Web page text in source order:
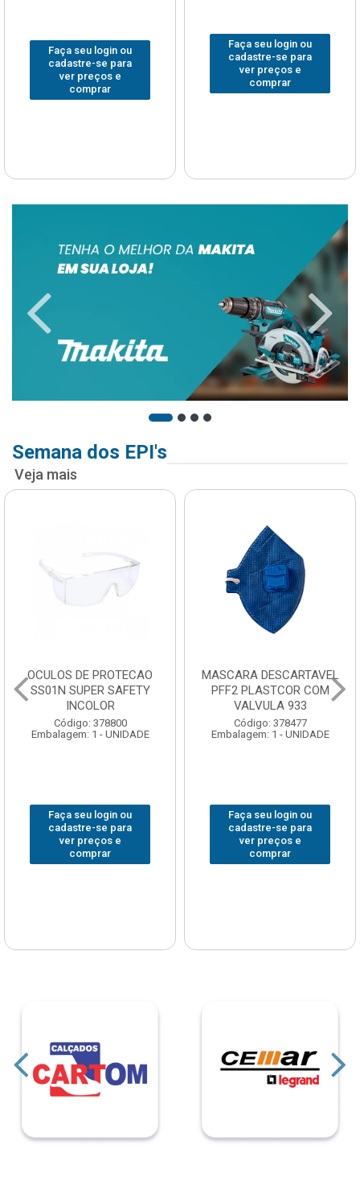
Faça seu login ou
cadastre-se para
ver preços e
comprar
Faça seu login ou
cadastre-se para
ver preços e
comprar
Semana dos EPI's
Veja mais
OCULOS DE PROTECAO
SS01N SUPER SAFETY
INCOLOR
Código: 378800
Embalagem: 1 - UNIDADE
Faça seu login ou
cadastre-se para
ver preços e
comprar
MASCARA DESCARTAVEL
PFF2 PLASTCOR COM
VALVULA 933
Código: 378477
Embalagem: 1 - UNIDADE
Faça seu login ou
cadastre-se para
ver preços e
comprar